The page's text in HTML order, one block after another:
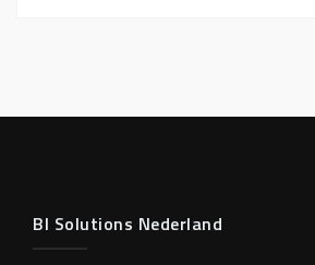
BI Solutions Nederland